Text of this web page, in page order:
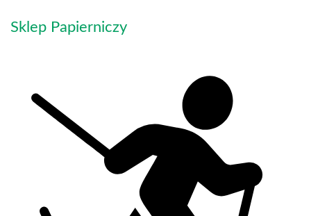
Sklep Papierniczy